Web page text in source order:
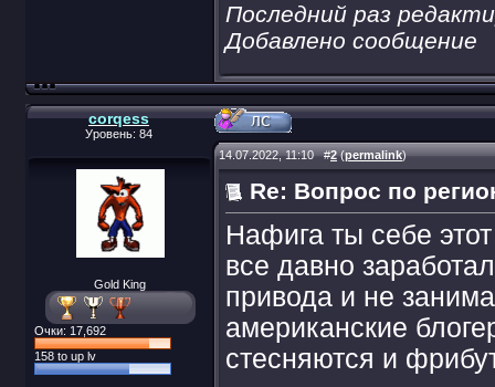
Последний раз
Добавлено сообщение
corqess
Уровень: 84
Gold King
Очки: 17,692
158 to up lv
14.07.2022, 11:10#2(permalink)
Re: Вопрос по
Нафига ты себе
все давно
привода и не
американские
стесняются и